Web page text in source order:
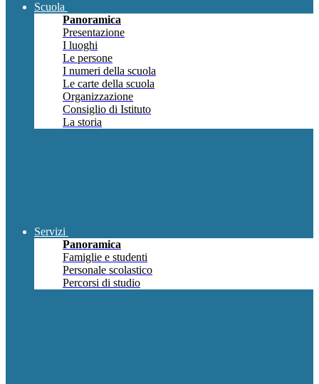
Scuola
Panoramica
Presentazione
I luoghi
Le persone
I numeri della scuola
Le carte della scuola
Organizzazione
Consiglio di Istituto
La storia
Servizi
Panoramica
Famiglie e studenti
Personale scolastico
Percorsi di studio